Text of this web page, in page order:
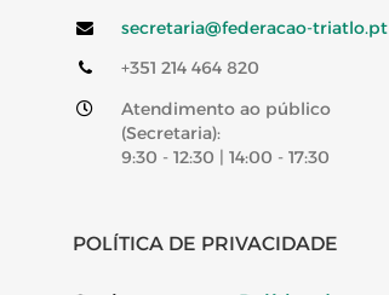
secretaria@federacao-triatlo.pt
+351 214 464 820
Atendimento ao público
(Secretaria):
9:30 - 12:30 | 14:00 - 17:30
POLÍTICA DE PRIVACIDADE